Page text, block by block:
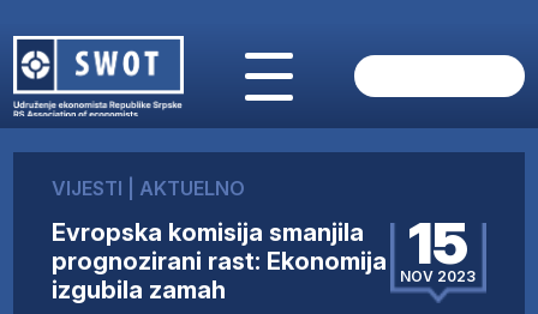
O NAMA
AKTUELNO
ANALIZE
KOMPANIJE
VIJESTI AKTUELNO
Evropska komisija smanjila
prognozirani rast: Ekonomija
izgubila zamah
15
NOV 2023